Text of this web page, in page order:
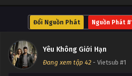
Đổi Nguồn Phát Nguồn Phát #1
Yêu Không Giới Hạn
Đang xem tập 42 - Vietsub #1
Yêu Không Giới Hạn